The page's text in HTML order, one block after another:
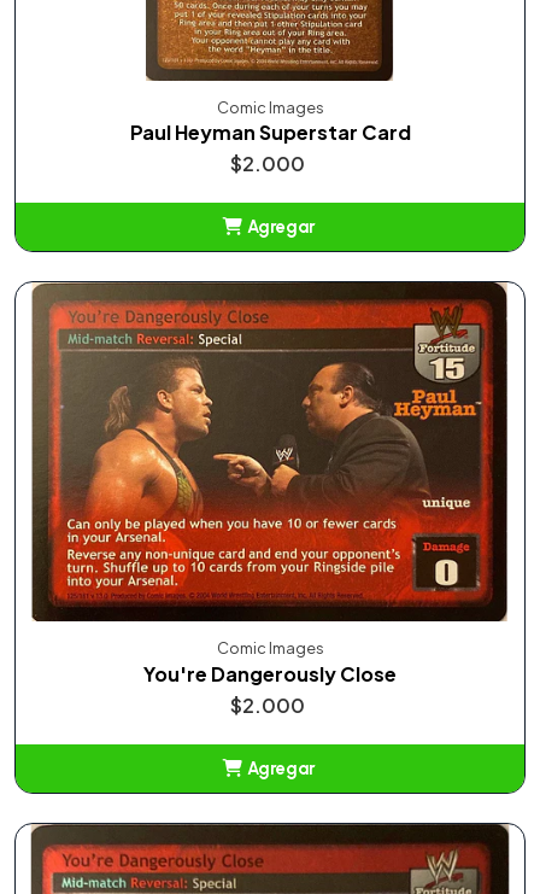
Comic Images
Paul Heyman Superstar Card
$2.000
Agregar
Comic Images
You're Dangerously Close
$2.000
Agregar